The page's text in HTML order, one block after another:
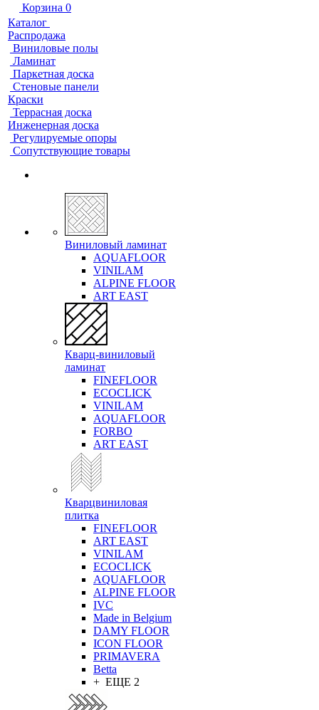
Корзина 0
Каталог
Распродажа
Виниловые полы
Ламинат
Паркетная доска
Стеновые панели
Краски
Террасная доска
Инженерная доска
Регулируемые опоры
Сопутствующие товары
Виниловый ламинат
AQUAFLOOR
VINILAM
ALPINE FLOOR
ART EAST
Кварц-виниловый
ламинат
FINEFLOOR
ECOCLICK
VINILAM
AQUAFLOOR
FORBO
ART EAST
Кварцвиниловая
плитка
FINEFLOOR
ART EAST
VINILAM
ECOCLICK
AQUAFLOOR
ALPINE FLOOR
IVC
Made in Belgium
DAMY FLOOR
ICON FLOOR
PRIMAVERA
Betta
+ ЕЩЕ 2